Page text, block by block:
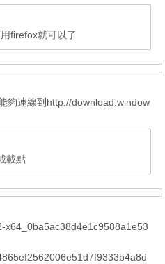
firefox就可以了
夠連線到http://download.window
載點
x64_0ba5ac38d4e1c9588a1e53